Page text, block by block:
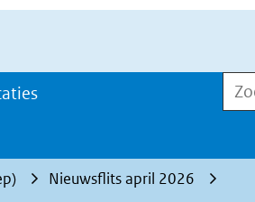
Nieuwsflits april 2026